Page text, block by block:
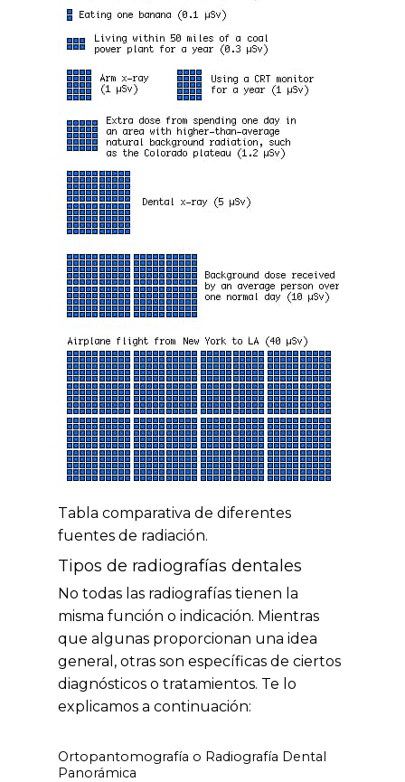
Tabla comparativa de diferentes
fuentes de radiación.
Tipos de radiografías dentales
No todas las radiografías tienen la
misma función o indicación. Mientras
que algunas proporcionan una idea
general, otras son específicas de ciertos
diagnósticos o tratamientos. Te lo
explicamos a continuación:
Ortopantomografía o Radiografía Dental
Panorámica